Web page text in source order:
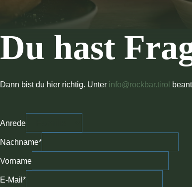
Du hast
Dann bist du hier richtig. Unter info@rockbar.tirol
Anrede
Nachname*
Vorname
E-Mail *